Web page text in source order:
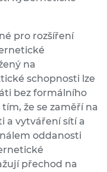
pro rozšíření
na
schopnosti lze
bez formálního
že se zaměří na
a vytváření sítí a
oddanosti
přechod na